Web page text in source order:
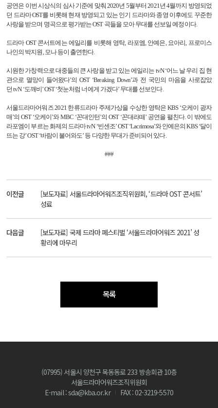
공연은 이번 시상식의 심사 기준에 맞춰 2020년 5월부터 2021 년 4월까지 방영되었
던 드라마OST를 비롯해 현재 방영되고 있는 인기 드라마와 종영 이후에도 꾸준한
사랑을 받으며 명곡으로 평가받는OST 곡들을 모아 무대를 선보일 예정이다.
드라마OST 콘서트에는 에일리를 비롯해 영탁, 라포엠 안예은 요아리 프로미스
나인의 박지원 모나 등이 출연한다.
시원한 가창력으로 대중들의 큰 사랑을 받고 있는 에일리는 tvN‘어느 날 우리 집 현
관으로 멸망이 들어왔다’의 OST ‘Breaking Down’과 전 국민의 마음을 사로잡았
던 tvN ‘도깨비’OST‘첫눈처럼 너에게 가겠다’ 무대를 선보인다.
서울드라마어워즈2021 한류드라마 주제가상을 수상한 영탁은KBS ‘오케이 광자
매’의 OST ‘오케이’와MBC ‘꼰대인턴’의 OST ‘꼰대라떼’ 공연을 펼친다. 이 밖에도
라포엠이 부르는 화제의 드라마tvN ‘빈센조’OST‘Lacrimosa’와 안예은의 KBS‘달이
뜨는 강’OST‘바람이 불어와도’ 등 다양한 무대가 준비되어 있다.
###
이전글
[보도자료] 서울드라마어워즈조직위원회, ‘드라마 OST 콘서트’
성료
다음글
[보도자료] 국제 드라마 페스티벌 ‘서울드라마어워즈 2021’ 성
황리에 마무리
목록
(07995) 서울시 양천구 목동동로 233 방송회관 10층
서울드라마어워즈조직위원회
E-mail : sda@kba.or.kr
FAX : 02-3219-5570